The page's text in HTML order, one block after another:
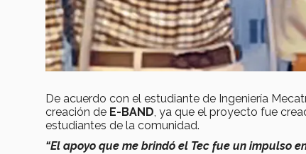
De acuerdo con el estudiante de Ingeniería
creación de E-BAND, ya que el proyecto fue
estudiantes de la comunidad.
“El apoyo que me brindó el Tec fue un impulso